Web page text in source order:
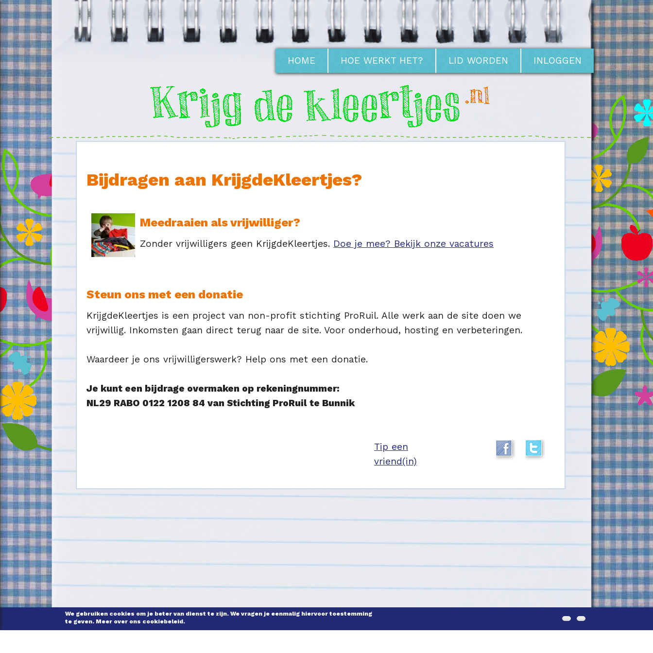
Overslaan en naar de inhoud gaan
HOME HOE WERKT HET? LID WORDEN INLOGGEN
Bijdragen aan KrijgdeKleertjes?
Meedraaien als vrijwilliger?
Zonder vrijwilligers geen KrijgdeKleertjes. Doe je mee? Bekijk onze vacatures
Steun ons met een donatie
KrijgdeKleertjes is een project van non-profit stichting ProRuil. Alle werk aan de site doen we
vrijwillig. Inkomsten gaan direct terug naar de site. Voor onderhoud, hosting en verbeteringen.
Waardeer je ons vrijwilligerswerk? Help ons met een donatie.
Je kunt een bijdrage overmaken op rekeningnummer:
NL29 RABO 0122 1208 84 van Stichting ProRuil te Bunnik
Tip een
vriend(in)
We gebruiken cookies om je beter van dienst te zijn. We vragen je eenmalig hiervoor toestemming
te geven. Meer over ons cookiebeleid.